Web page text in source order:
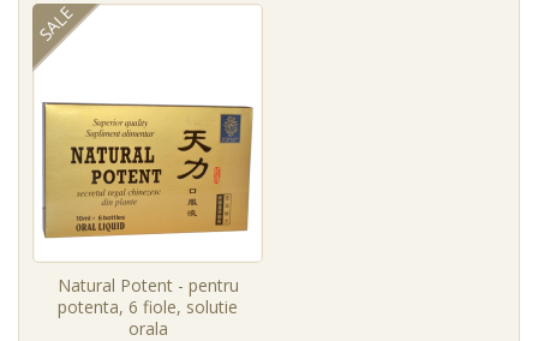
SALE
Natural Potent - pentru
potenta, 6 fiole, solutie
orala